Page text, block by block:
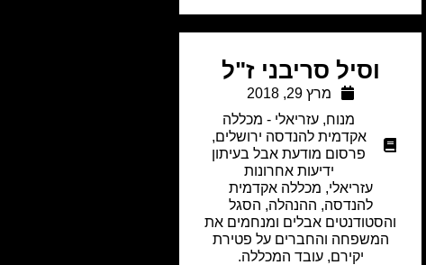
וסיל סריבני ז"ל
מרץ 29, 2018
מנוח, עזריאלי - מכללה
אקדמית להנדסה ירושלים,
פרסום מודעת אבל בעיתון
ידיעות אחרונות
עזריאלי, מכללה אקדמית
להנדסה, ההנהלה, הסגל
והסטודנטים אבלים ומנחמים את
המשפחה והחברים על פטירת
יקירם, עובד המכללה.